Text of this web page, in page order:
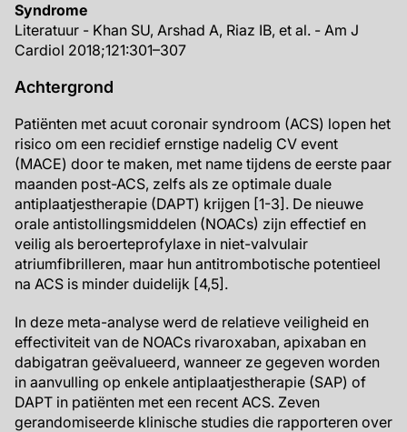
Syndrome
Literatuur - Khan SU, Arshad A, Riaz IB, et al. - Am J
Cardiol 2018;121:301–307
Achtergrond
Patiënten met acuut coronair syndroom (ACS) lopen het
risico om een recidief ernstige nadelig CV event
(MACE) door te maken, met name tijdens de eerste paar
maanden post-ACS, zelfs als ze optimale duale
antiplaatjestherapie (DAPT) krijgen [1-3]. De nieuwe
orale antistollingsmiddelen (NOACs) zijn effectief en
veilig als beroerteprofylaxe in niet-valvulair
atriumfibrilleren, maar hun antitrombotische potentieel
na ACS is minder duidelijk [4,5].
In deze meta-analyse werd de relatieve veiligheid en
effectiviteit van de NOACs rivaroxaban, apixaban en
dabigatran geëvalueerd, wanneer ze gegeven worden
in aanvulling op enkele antiplaatjestherapie (SAP) of
DAPT in patiënten met een recent ACS. Zeven
gerandomiseerde klinische studies die rapporteren over